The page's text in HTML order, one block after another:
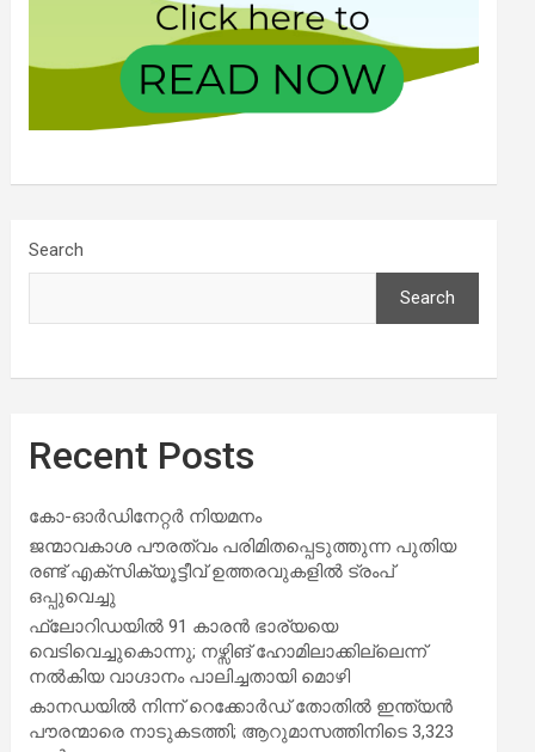
Search
Search
Recent Posts
കോ-ഓർഡിനേറ്റർ നിയമനം
ജന്മാവകാശ പൗരത്വം പരിമിതപ്പെടുത്തുന്ന പുതിയ
രണ്ട് എക്സിക്യൂട്ടീവ് ഉത്തരവുകളിൽ ട്രംപ്
ഒപ്പുവെച്ചു
ഫ്ലോറിഡയിൽ 91 കാരൻ ഭാര്യയെ
വെടിവെച്ചുകൊന്നു; നഴ്സിങ് ഹോമിലാക്കില്ലെന്ന്
നൽകിയ വാഗ്ദാനം പാലിച്ചതായി മൊഴി
കാനഡയിൽ നിന്ന് റെക്കോർഡ് തോതിൽ ഇന്ത്യൻ
പൗരന്മാരെ നാടുകടത്തി; ആറുമാസത്തിനിടെ 3,323